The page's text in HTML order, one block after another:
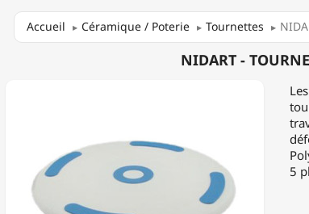
Accueil Céramique / Poterie Tournettes
POLYPROPYLÈNE
AVEC
FREIN
NIDART -
5